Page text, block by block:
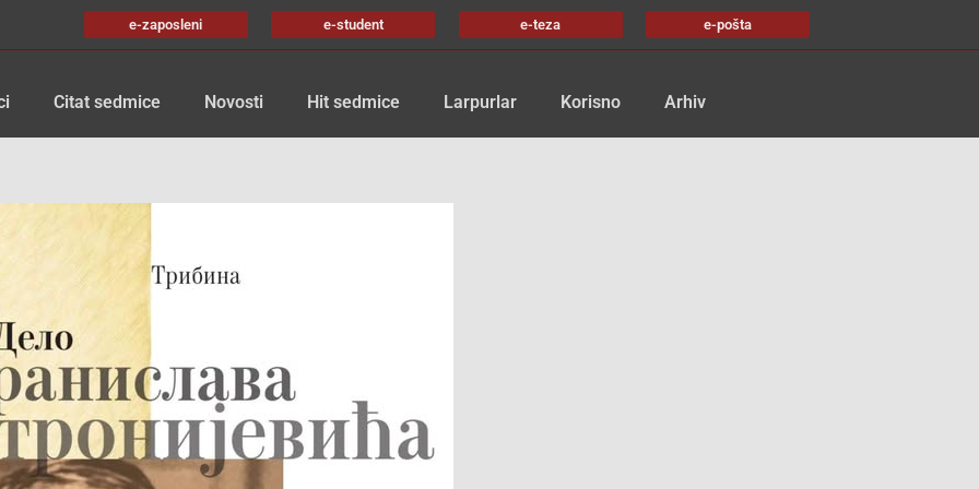
e-zaposleni e-student e-teza e-pošta
Citat sedmice Novosti Hit sedmice Larpurlar Korisno Arhiv